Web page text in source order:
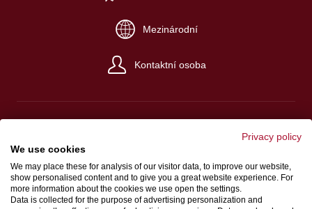
Mezinárodní
Kontaktní osoba
Impresum
Platební a dodací podmínky
Ochrana údajů
Privacy policy
We use cookies
We may place these for analysis of our visitor data, to improve our website,
show personalised content and to give you a great website experience. For
more information about the cookies we use open the settings.
Data is collected for the purpose of advertising personalization and